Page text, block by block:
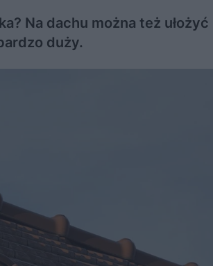
Na dachu można też ułożyć
duży.